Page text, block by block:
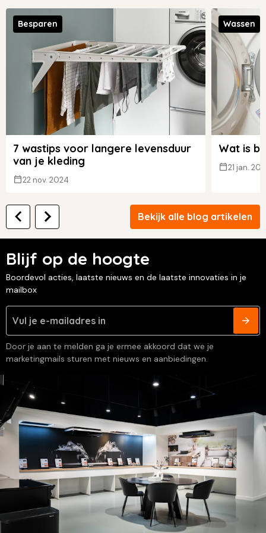
Besparen
7 wastips voor langere levensduur
van je kleding
22 nov. 2024
Wassen
Wat is
21 jan.
Bekijk alle blog artikelen
Blijf op de hoogte
Boordevol acties, laatste nieuws en de laatste innovaties in je
mailbox
Door je aan te melden ga je ermee akkoord dat we je
marketingmails sturen met nieuws en aanbiedingen.